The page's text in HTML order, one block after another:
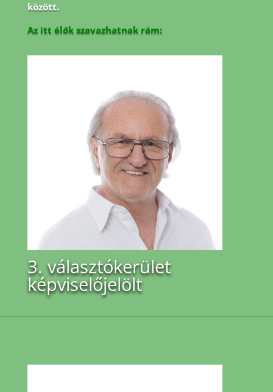
között.
Az itt élők szavazhatnak rám:
3. választókerület
képviselőjelölt